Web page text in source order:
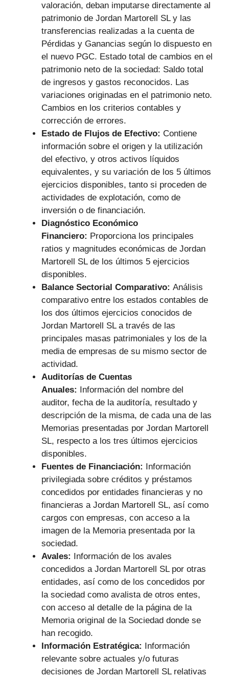
valoración, deban imputarse directamente al
patrimonio de Jordan Martorell SL y las
transferencias realizadas a la cuenta de
Pérdidas y Ganancias según lo dispuesto en
el nuevo PGC. Estado total de cambios en el
patrimonio neto de la sociedad: Saldo total
de ingresos y gastos reconocidos. Las
variaciones originadas en el patrimonio neto.
Cambios en los criterios contables y
corrección de errores.
Estado de Flujos de Efectivo: Contiene
información sobre el origen y la utilización
del efectivo, y otros activos líquidos
equivalentes, y su variación de los 5 últimos
ejercicios disponibles, tanto si proceden de
actividades de explotación, como de
inversión o de financiación.
Diagnóstico Económico
Financiero: Proporciona los principales
ratios y magnitudes económicas de Jordan
Martorell SL de los últimos 5 ejercicios
disponibles.
Balance Sectorial Comparativo: Análisis
comparativo entre los estados contables de
los dos últimos ejercicios conocidos de
Jordan Martorell SL a través de las
principales masas patrimoniales y los de la
media de empresas de su mismo sector de
actividad.
Auditorías de Cuentas
Anuales: Información del nombre del
auditor, fecha de la auditoría, resultado y
descripción de la misma, de cada una de las
Memorias presentadas por Jordan Martorell
SL, respecto a los tres últimos ejercicios
disponibles.
Fuentes de Financiación: Información
privilegiada sobre créditos y préstamos
concedidos por entidades financieras y no
financieras a Jordan Martorell SL, así como
cargos con empresas, con acceso a la
imagen de la Memoria presentada por la
sociedad.
Avales: Información de los avales
concedidos a Jordan Martorell SL por otras
entidades, así como de los concedidos por
la sociedad como avalista de otros entes,
con acceso al detalle de la página de la
Memoria original de la Sociedad donde se
han recogido.
Información Estratégica: Información
relevante sobre actuales y/o futuras
decisiones de Jordan Martorell SL relativas